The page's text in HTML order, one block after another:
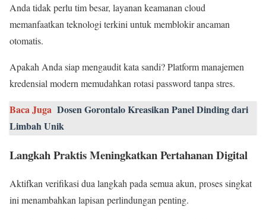
Anda tidak perlu tim besar, layanan keamanan cloud
memanfaatkan teknologi terkini untuk memblokir ancaman
otomatis.
Apakah Anda siap mengaudit kata sandi? Platform manajemen
kredensial modern memudahkan rotasi password tanpa stres.
Baca Juga Dosen Gorontalo Kreasikan Panel Dinding dari
Limbah Unik
Langkah Praktis Meningkatkan Pertahanan Digital
Aktifkan verifikasi dua langkah pada semua akun, proses singkat
ini menambahkan lapisan perlindungan penting.